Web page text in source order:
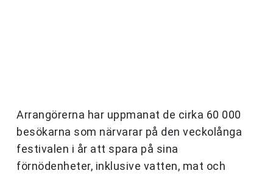
Arrangörerna har uppmanat de cirka 60 000
besökarna som närvarar på den veckolånga
festivalen i år att spara på sina
förnödenheter, inklusive vatten, mat och